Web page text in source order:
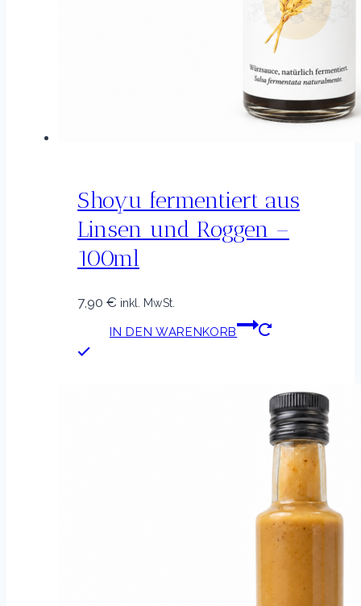
Shoyu fermentiert aus
Linsen und Roggen –
100ml
7,90 € inkl. MwSt.
IN DEN WARENKORB